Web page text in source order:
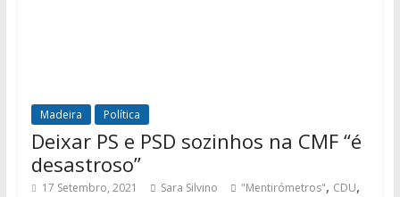
Madeira Política
Deixar PS e PSD sozinhos na CMF “é
desastroso”
17 Setembro, 2021 Sara Silvino "Mentirómetros", CDU,